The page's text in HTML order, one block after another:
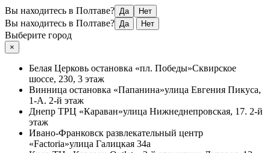
Вы находитесь в Полтаве? Да Нет
Вы находитесь в Полтаве? Да Нет
Выберите город
×
Белая Церковь остановка «пл. Победы»Сквирское
шоссе, 230, 3 этаж
Винница остановка «Папанина»улица Евгения Пикуса,
1-А. 2-й этаж
Днепр ТРЦ «Караван»улица Нижнеднепровская, 17. 2-й
этаж
Ивано-Франковск развлекательный центр
«Factoria»улица Галицкая 34а